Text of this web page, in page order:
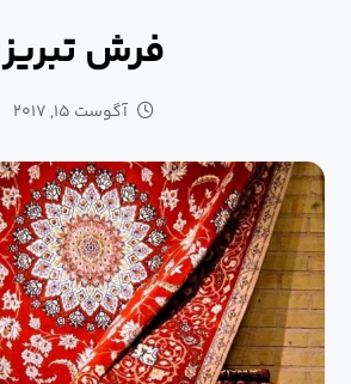
فرش تبریز
آگوست ۱۵, ۲۰۱۷